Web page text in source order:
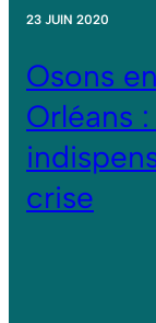
23 JUIN 2020
Osons
Orléans
crise